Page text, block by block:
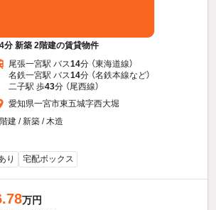
分 新築 2階建の賃貸物件
尾張一宮駅 バス14分 （東海道線）
名鉄一宮駅 バス14分 （名鉄本線など）
二子駅 歩43分 （尾西線）
愛知県一宮市東五城字西大堀
建 / 新築 / 木造
り 宅配ボックス
万円